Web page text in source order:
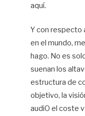
aquí.
Y con respecto
en el mundo,
hago. No es
suenan los
estructura de
objetivo, la
audiO el coste